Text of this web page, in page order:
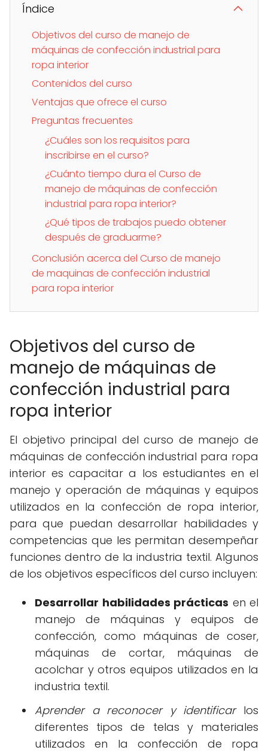
Índice
Objetivos del curso de manejo de
máquinas de confección industrial para
ropa interior
Contenidos del curso
Ventajas que ofrece el curso
Preguntas frecuentes
¿Cuáles son los requisitos para
inscribirse en el curso?
¿Cuánto tiempo dura el Curso de
manejo de máquinas de confección
industrial para ropa interior?
¿Qué tipos de trabajos puedo obtener
después de graduarme?
Conclusión acerca del Curso de manejo
de maquinas de confección industrial
para ropa interior
Objetivos del curso de
manejo de máquinas de
confección industrial para
ropa interior
El objetivo principal del curso de manejo de
máquinas de confección industrial para ropa
interior es capacitar a los estudiantes en el
manejo y operación de máquinas y equipos
utilizados en la confección de ropa interior,
para que puedan desarrollar habilidades y
competencias que les permitan desempeñar
funciones dentro de la industria textil. Algunos
de los objetivos específicos del curso incluyen:
Desarrollar habilidades prácticas en el
manejo de máquinas y equipos de
confección, como máquinas de coser,
máquinas de cortar, máquinas de
acolchar y otros equipos utilizados en la
industria textil.
Aprender a reconocer y identificarlos
diferentes tipos de telas y materiales
utilizados en la confección de ropa